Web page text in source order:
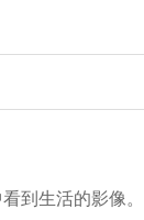
到生活的影像。